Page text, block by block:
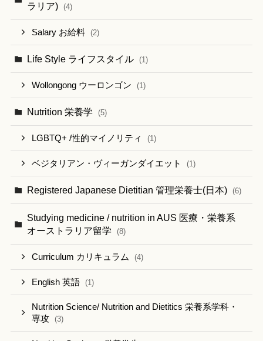
ラリア)
(4)
Salary お給料 (2)
Life Style ライフスタイル (1)
Wollongong ウーロンゴン (1)
Nutrition 栄養学 (5)
LGBTQ+ /性的マイノリティ (1)
ベジタリアン・ヴィーガンダイエット (1)
Registered Japanese Dietitian 管理栄養士(日本) (6)
Studying medicine / nutrition in AUS 医療・栄養系
オーストラリア留学
(8)
Curriculum カリキュラム (4)
English 英語 (1)
Nutrition Science/ Nutrition and Dietitics 栄養系学科・
専攻
(3)